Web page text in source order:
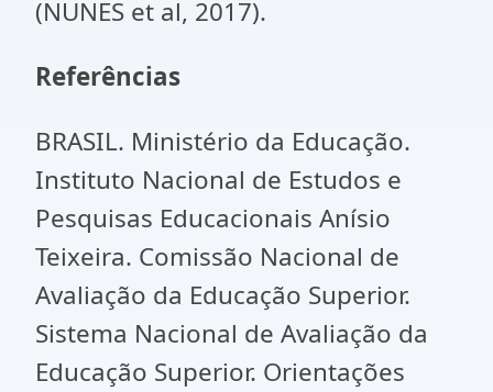
(NUNES et al, 2017).
Referências
BRASIL. Ministério da Educação.
Instituto Nacional de Estudos e
Pesquisas Educacionais Anísio
Teixeira. Comissão Nacional de
Avaliação da Educação Superior.
Sistema Nacional de Avaliação da
Educação Superior. Orientações